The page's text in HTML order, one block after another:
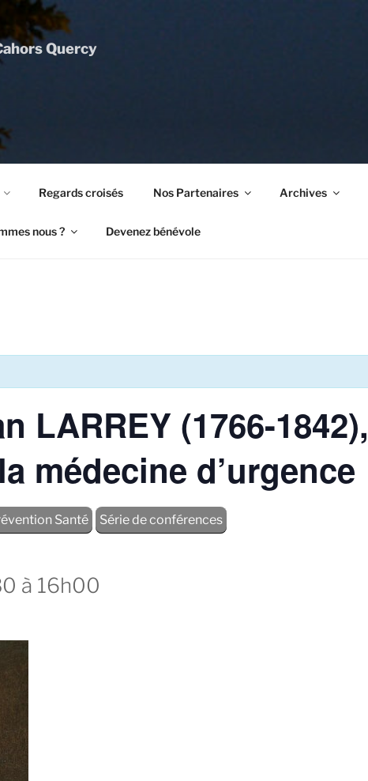
Quercy
Regards croisés Nos Partenaires Archives
nous ? Devenez bénévole
LARREY (1766-1842),
médecine d’urgence
Santé Série de conférences
à 16h00